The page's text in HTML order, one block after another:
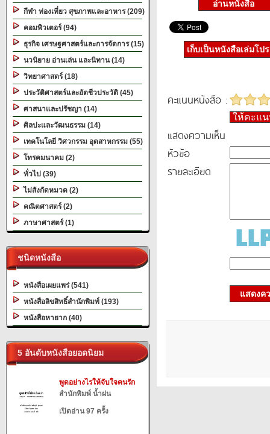
กีฬา ท่องเที่ยว สุขภาพและอาหาร (209)
คอมพิวเตอร์ (94)
ธุรกิจ เศรษฐศาสตร์และการจัดการ (15)
นวนิยาย อ่านเล่น และนิทาน (14)
วิทยาศาสตร์ (18)
ประวัติศาสตร์และอัตชีวประวัติ (45)
ศาสนาและปรัชญา (14)
ศิลปะและวัฒนธรรม (14)
เทคโนโลยี วิศวกรรม อุตสาหกรรม (55)
โทรคมนาคม (2)
ทั่วไป (39)
ไม่สังกัดหมวด (2)
คณิตศาสตร์ (2)
ภาษาศาสตร์ (1)
ชนิดหนังสือ
หนังสือเผยแพร่ (541)
หนังสือลิขสิทธิ์สำนักพิมพ์ (193)
หนังสือหายาก (40)
5 อันดับหนังสือยอดนิยม
พูดอย่างไรให้จับใจคนรัก
สำนักพิมพ์ น้ำฝน
เปิดอ่าน 97 ครั้ง
เก็บเป็นหนังสือเล่มโป
คะแนนหนังสือ :
ให้คะแ
แสดงความเห็น
หัวข้อ
รายละเอียด
แสดงค